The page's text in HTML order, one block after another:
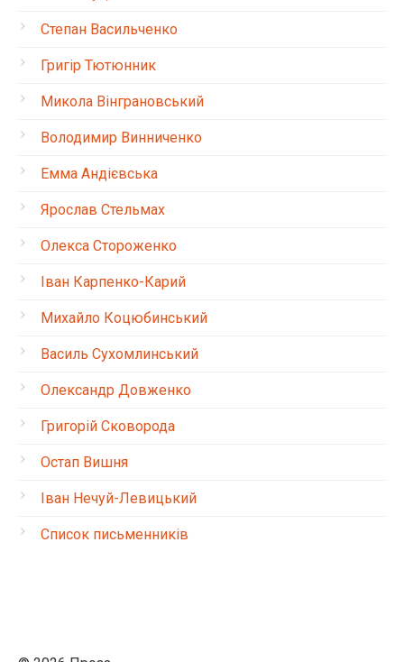
Степан Васильченко
Григір Тютюнник
Микола Вінграновський
Володимир Винниченко
Емма Андієвська
Ярослав Стельмах
Олекса Стороженко
Іван Карпенко-Карий
Михайло Коцюбинський
Василь Сухомлинський
Олександр Довженко
Григорій Сковорода
Остап Вишня
Іван Нечуй-Левицький
Список письменників